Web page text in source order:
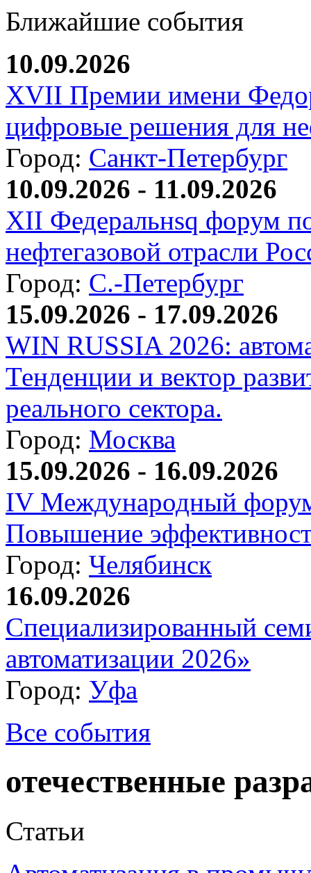
Ближайшие события
10.09.2026
XVII Премии имени
цифровые решения для
Город: Санкт-Петербург
10.09.2026 - 11.09.2026
XII Федеральнsq форум
нефтегазовой отрасли
Город: С.-Петербург
15.09.2026 - 17.09.2026
WIN RUSSIA 2026:
Тенденции и вектор
реального сектора.
Город: Москва
15.09.2026 - 16.09.2026
IV Международный
Повышение
Город: Челябинск
16.09.2026
Специализированный
автоматизации 2026»
Город: Уфа
Все события
отечественные
Статьи